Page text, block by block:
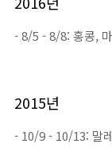
- 8/5 - 8/8: 홍콩,
2015년
- 10/9 - 10/13: 말